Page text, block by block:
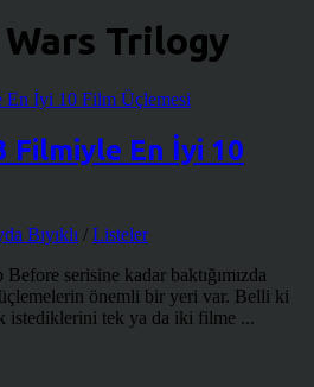
Trilogy
Filmiyle En İyi 10
Bıyıklı / Listeler
serisine kadar baktığımızda
önemli bir yeri var. Belli ki
istediklerini tek ya da iki filme ...